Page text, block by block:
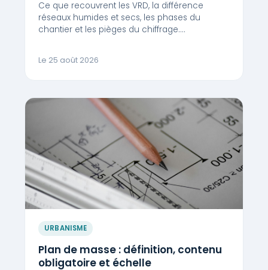
Ce que recouvrent les VRD, la différence
réseaux humides et secs, les phases du
chantier et les pièges du chiffrage.…
Le 25 août 2026
URBANISME
Plan de masse : définition, contenu
obligatoire et échelle